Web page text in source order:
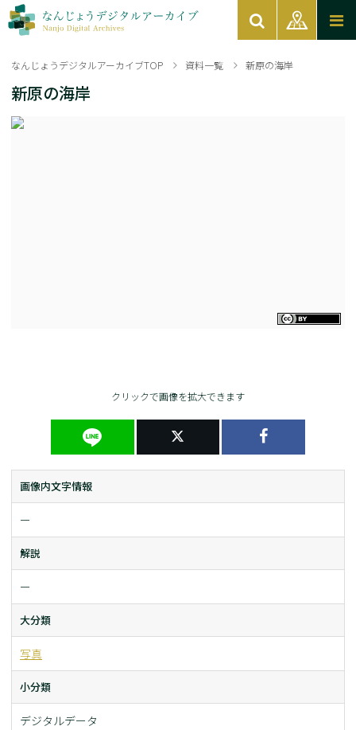
なんじょうデジタルアーカイブTOP 資料一覧 新原の海岸
新原の海岸
クリックで画像を拡大できます
画像内文字情報
ー
解説
ー
大分類
写真
小分類
デジタルデータ